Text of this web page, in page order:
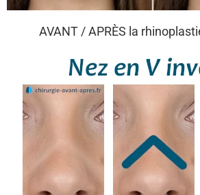
AVANT / APRÈS la